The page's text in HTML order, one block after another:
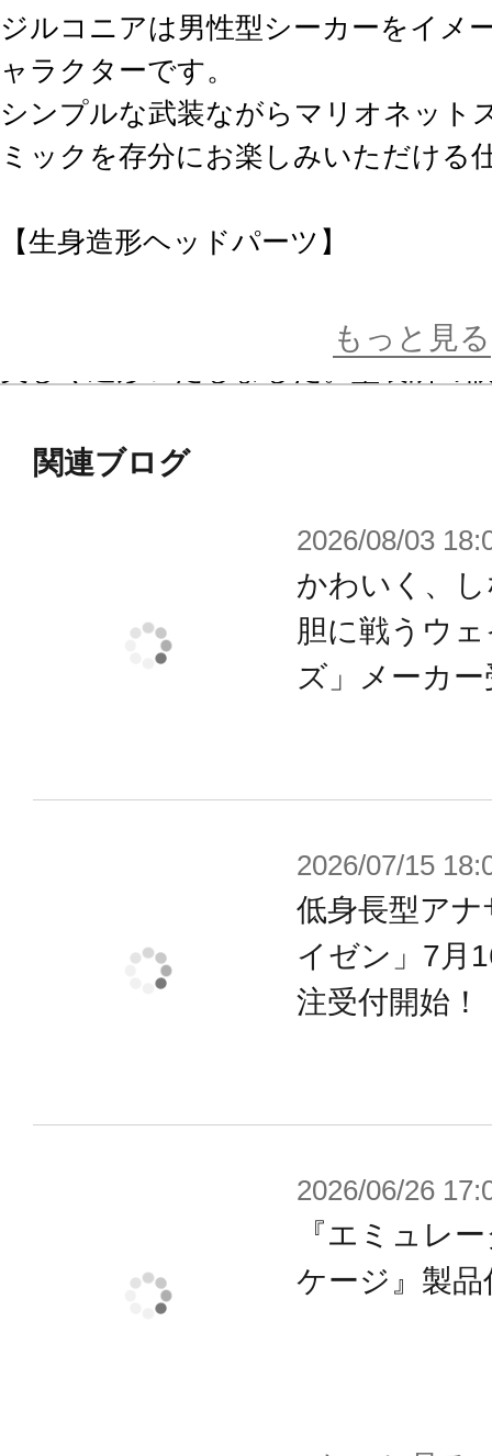
ジルコニアは男性型シーカーをイメ
ャラクターです。
シンプルな武装ながらマリオネット
ミックを存分にお楽しみいただける
【生身造形ヘッドパーツ】
り、特にヘッドパーツは創彩少女庭
視線の向きを変え様々なアクション
※フェイスパーツは独自規格となっ
ドゥとの互換性はありません。
【可動ギミック】
加された可動軸で「正座」すること
「膝アーマー」は独立して可動する
整することができます。
複数のジョイントで構成された肩は
アームブレードは基部を回転させる
とができます。接続部は3mm軸と
に取り付けることもできます。
もっと見る
関連ブログ
2026/08/03
かわいく、
胆に戦うウ
ズ」メーカ
2026/07/15
低身長型ア
イゼン」7月
注受付開始！
2026/06/26
『エミュレ
ケージ』製